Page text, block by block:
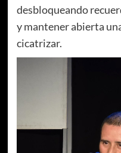
desbloqueando
y mantener abierta
cicatrizar.